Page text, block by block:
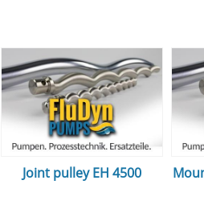
Joint pulley EH 4500